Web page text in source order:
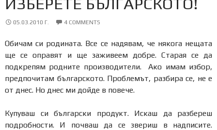
05.03.2010 Г. 4 COMMENTS
Обичам си родината. Все се надявам, че някога нещата
ще се оправят и ще заживеем добре. Старая се да
подкрепям родните производители. Ако имам избор,
предпочитам българското. Проблемът, разбира се, не е
от днес. Но днес ми дойде в повече.
Купуваш си български продукт. Искаш да разбереш
подробности. И почваш да се звериш в надписите.